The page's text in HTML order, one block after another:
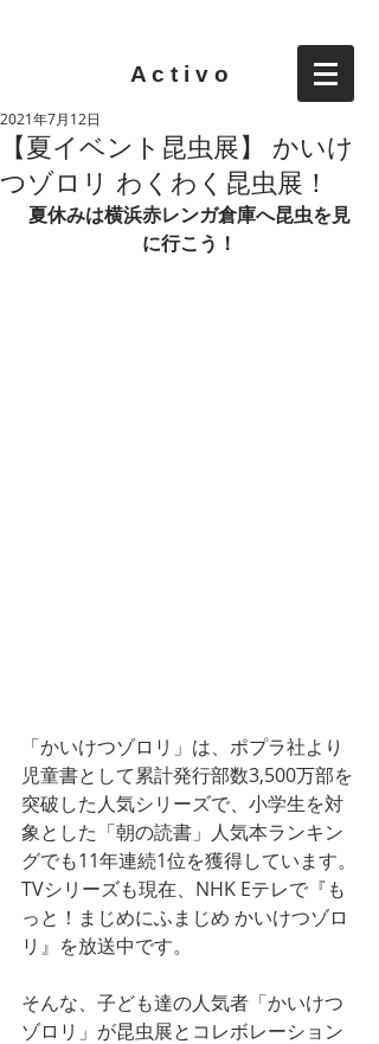
A c t i v o
【夏イベント昆虫展】 かいけ
つゾロリ わくわく昆虫展！
2021年7月12日
夏休みは横浜赤レンガ倉庫へ昆虫を見
に行こう！
「かいけつゾロリ」は、ポプラ社より
児童書として累計発行部数3,500万部を
突破した人気シリーズで、小学生を対
象とした「朝の読書」人気本ランキン
グでも11年連続1位を獲得しています。
TVシリーズも現在、NHK Eテレで『も
っと！まじめにふまじめ かいけつゾロ
リ』を放送中です。
そんな、子ども達の人気者「かいけつ
ゾロリ」が昆虫展とコレボレーション